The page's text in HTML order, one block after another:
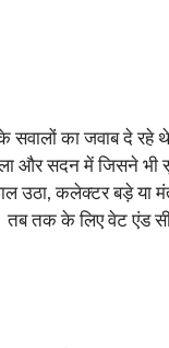
का जवाब दे रहे थे।
और सदन में जिसने
उठा, कलेक्टर बड़े या
तब तक के लिए वेट एंड